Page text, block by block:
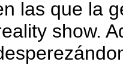
las que la
show.